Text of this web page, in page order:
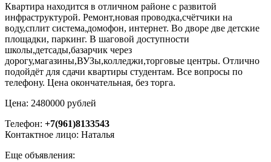
Квартира находится в отличном районе с развитой
инфраструктурой. Ремонт,новая проводка,счётчики на
воду,сплит система,домофон, интернет. Во дворе две детские
площадки, паркинг. В шаговой доступности
школы,детсады,базарчик через
дорогу,магазины,ВУЗы,колледжи,торговые центры. Отлично
подойдёт для сдачи квартиры студентам. Все вопросы по
телефону. Цена окончательная, без торга.
Цена: 2480000 рублей
Телефон: +7(961)8133543
Контактное лицо: Наталья
Еще объявления: